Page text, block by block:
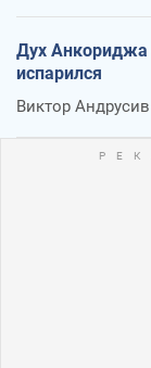
Дух Анкориджа
испарился
Виктор Андрусив